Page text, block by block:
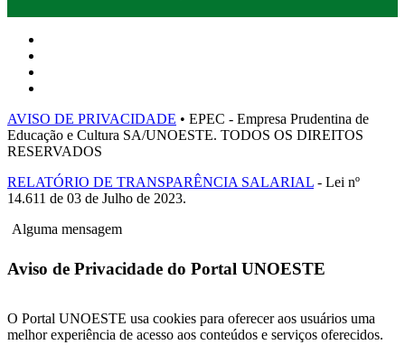
AVISO DE PRIVACIDADE • EPEC - Empresa Prudentina de
Educação e Cultura SA/UNOESTE. TODOS OS DIREITOS
RESERVADOS
RELATÓRIO DE TRANSPARÊNCIA SALARIAL - Lei nº
14.611 de 03 de Julho de 2023.
Alguma mensagem
Aviso de Privacidade do Portal UNOESTE
O Portal UNOESTE usa cookies para oferecer aos usuários uma
melhor experiência de acesso aos conteúdos e serviços oferecidos.